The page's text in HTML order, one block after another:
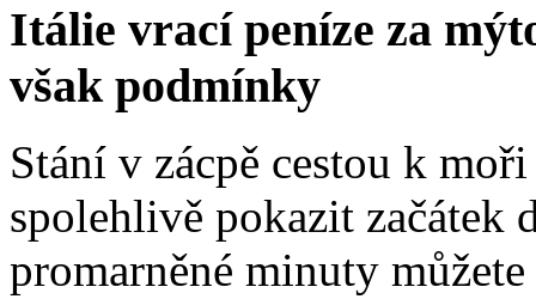
Itálie vrací peníze za
však podmínky
Stání v zácpě cestou k
spolehlivě pokazit začátek
promarněné minuty